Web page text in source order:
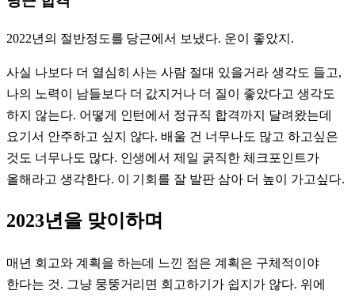
2022년의 절반정도를 당근에서 보냈다. 운이 좋았지.
사실 나보다 더 열심히 사는 사람 절대 있을거라 생각도 들고,
나의 노력이 남들보다 더 값지거나 더 질이 좋았다고 생각도
하지 않는다. 어떻게 인턴에서 정규직 합격까지 달려왔는데
요기서 안주하고 싶지 않다. 배울 건 너무나도 많고 하고싶은
것도 너무나도 많다. 인생에서 제일 굵직한 체크포인트가
올해라고 생각한다. 이 기회를 잘 발판 삼아 더 높이 가고싶다.
2023년을 맞이하며
매년 회고와 계획을 하는데 느낀 점은 계획은 구체적이야
한다는 것. 그냥 뭉뚱거리면 회고하기가 쉽지가 않다. 위에